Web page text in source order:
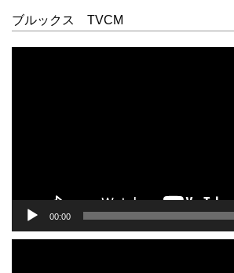
ブルックス TVCM
00:00